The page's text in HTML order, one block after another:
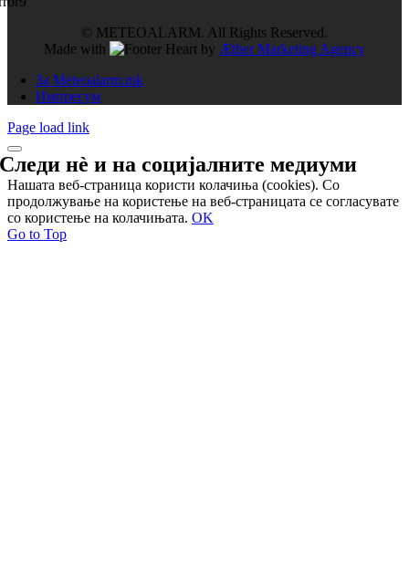
© METEOALARM. All Rights Reserved.
Made with
by Æther Marketing Agency
За Meteoalarm.mk
Импресум
Page load link
Следи нѐ и насоцијалните медиуми
Нашата веб-страница користи колачиња (cookies). Со
продолжување на користење на веб-страницата се согласувате
со користење на колачињата. OK
Go to Top